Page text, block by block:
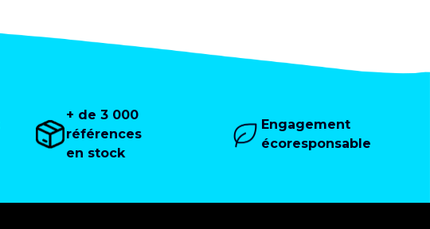
+ de 3 000
références
en stock
Engagement
écoresponsable